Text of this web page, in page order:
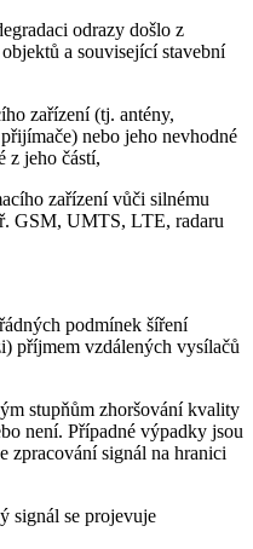
odrazy došlo z
a související stavební
zařízení (tj. antény,
nebo jeho nevhodné
z jeho částí,
zařízení vůči silnému
GSM, UMTS, LTE, radaru
podmínek šíření
příjmem vzdálených vysílačů
stupňům zhoršování kvality
není. Případné výpadky jsou
zpracování signál na hranici
signál se projevuje